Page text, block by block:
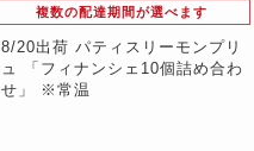
複数の配達期間が選べます
8/20出荷 パティスリーモンプリ
ュ 「フィナンシェ10個詰め合わ
せ」 ※常温